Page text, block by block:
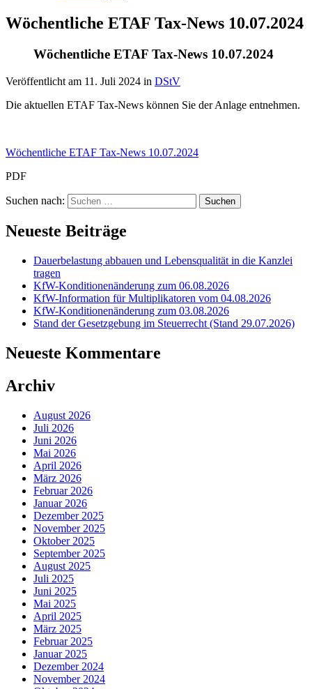
Wöchentliche ETAF Tax-News 10.07.2024
Wöchentliche ETAF Tax-News 10.07.2024
Veröffentlicht am 11. Juli 2024 in DStV
Die aktuellen ETAF Tax-News können Sie der Anlage entnehmen.
Wöchentliche ETAF Tax-News 10.07.2024
PDF
Suchen nach:
Neueste Beiträge
Dauerbelastung abbauen und Lebensqualität in die Kanzlei
tragen
KfW-Konditionenänderung zum 06.08.2026
KfW-Information für Multiplikatoren vom 04.08.2026
KfW-Konditionenänderung zum 03.08.2026
Stand der Gesetzgebung im Steuerrecht (Stand 29.07.2026)
Neueste Kommentare
Archiv
August 2026
Juli 2026
Juni 2026
Mai 2026
April 2026
März 2026
Februar 2026
Januar 2026
Dezember 2025
November 2025
Oktober 2025
September 2025
August 2025
Juli 2025
Juni 2025
Mai 2025
April 2025
März 2025
Februar 2025
Januar 2025
Dezember 2024
November 2024